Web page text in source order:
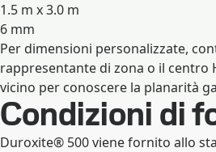
1.5 m x 3.0 m
6 mm
Espandi
Per dimensioni personalizzate,
rappresentante di zona o il centro
vicino per conoscere la planarità
Condizioni di
Duroxite® 500 viene fornito allo